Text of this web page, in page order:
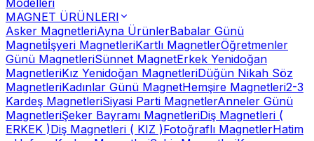
Modelleri
MAGNET ÜRÜNLERI
Asker MagnetleriAyna ÜrünlerBabalar Günü
Magnetiİşyeri MagnetleriKartlı MagnetlerÖğretmenler
Günü MagnetleriSünnet MagnetErkek Yenidoğan
MagnetleriKız Yenidoğan MagnetleriDüğün Nikah Söz
MagnetleriKadınlar Günü MagnetHemşire Magnetleri2-3
Kardeş MagnetleriSiyasi Parti MagnetlerAnneler Günü
MagnetleriŞeker Bayramı MagnetleriDiş Magnetleri (
ERKEK )Diş Magnetleri ( KIZ )Fotoğraflı MagnetlerHatim